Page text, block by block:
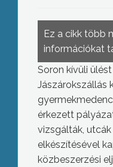
Ez a cikk több
információkat
Soron kívüli
Jászárokszállás
érkezett
vizsgálták,
elkészítésével
közbeszerzési